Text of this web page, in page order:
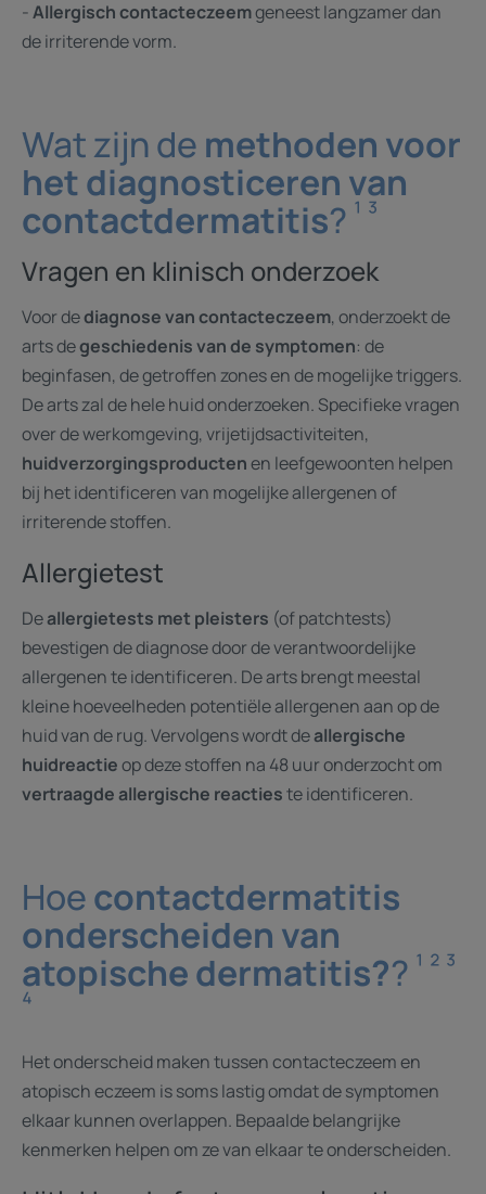
-Allergisch contacteczeemgeneest langzamer dan
de irriterende vorm.
Wat zijn de methoden voor
het diagnosticeren van
contactdermatitis? ¹ ³
Vragen en klinisch onderzoek
Voor dediagnose van contacteczeem, onderzoekt de
arts degeschiedenis van de symptomen: de
beginfasen, de getroffen zones en de mogelijke triggers.
De arts zal de hele huid onderzoeken. Specifieke vragen
over de werkomgeving, vrijetijdsactiviteiten,
huidverzorgingsproductenen leefgewoonten helpen
bij het identificeren van mogelijke allergenen of
irriterende stoffen.
Allergietest
Deallergietests met pleisters (of patchtests)
bevestigen de diagnose door de verantwoordelijke
allergenen te identificeren. De arts brengt meestal
kleine hoeveelheden potentiële allergenen aan op de
huid van de rug. Vervolgens wordt deallergische
huidreactieop deze stoffen na 48 uur onderzocht om
vertraagde allergische reactieste identificeren.
Hoecontactdermatitis
onderscheiden van
atopische dermatitis?? ¹ ² ³
⁴
Het onderscheid maken tussen contacteczeem en
atopisch eczeem is soms lastig omdat de symptomen
elkaar kunnen overlappen. Bepaalde belangrijke
kenmerken helpen om ze van elkaar te onderscheiden.